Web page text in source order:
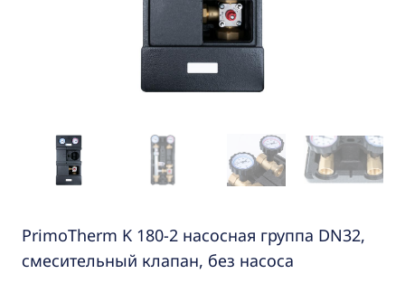
PrimoTherm K 180-2 насосная группа DN32,
смесительный клапан, без насоса